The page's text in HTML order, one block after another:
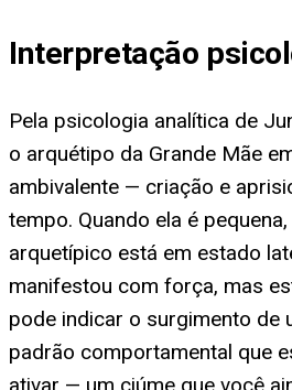
Interpretação
Pela psicologia analítica de
o arquétipo da Grande Mãe
ambivalente — criação e
tempo. Quando ela é
arquetípico está em estado
manifestou com força, mas
pode indicar o surgimento de
padrão comportamental que
ativar — um ciúme que você